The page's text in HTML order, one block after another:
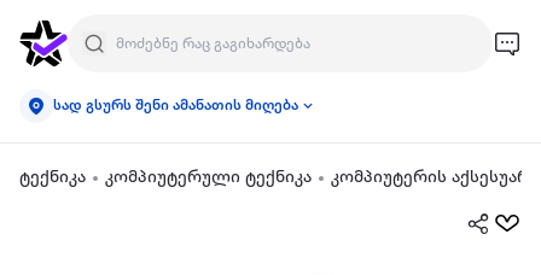
სად გსურს შენი ამანათის მიღება
ტექნიკა კომპიუტერული ტექნიკა კომპიუტერის